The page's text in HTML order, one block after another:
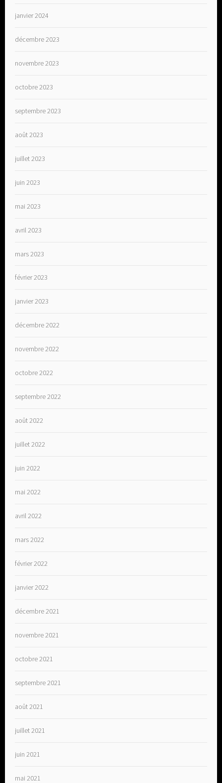
janvier 2024
décembre 2023
novembre 2023
octobre 2023
septembre 2023
août 2023
juillet 2023
juin 2023
mai 2023
avril 2023
mars 2023
février 2023
janvier 2023
décembre 2022
novembre 2022
octobre 2022
septembre 2022
août 2022
juillet 2022
juin 2022
mai 2022
avril 2022
mars 2022
février 2022
janvier 2022
décembre 2021
novembre 2021
octobre 2021
septembre 2021
août 2021
juillet 2021
juin 2021
mai 2021